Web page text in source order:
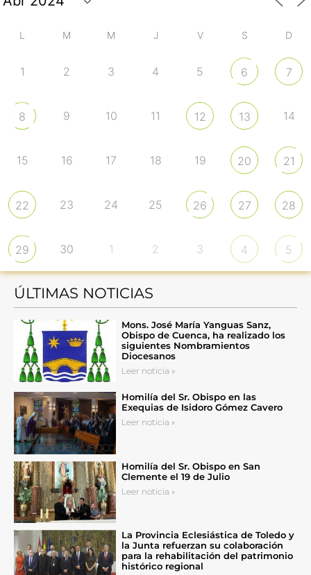
L M M J V S D
1 2 3 4 5 6 7
8 9 10 11 12 13 14
15 16 17 18 19 20 21
22 23 24 25 26 27 28
29 30 1 2 3 4 5
ÚLTIMAS NOTICIAS
Mons. José María Yanguas Sanz,
Obispo de Cuenca, ha realizado los
siguientes Nombramientos
Diocesanos
Leer noticia »
Homilía del Sr. Obispo en las
Exequias de Isidoro Gómez Cavero
Leer noticia »
Homilía del Sr. Obispo en San
Clemente el 19 de Julio
Leer noticia »
La Provincia Eclesiástica de Toledo y
la Junta refuerzan su colaboración
para la rehabilitación del patrimonio
histórico regional